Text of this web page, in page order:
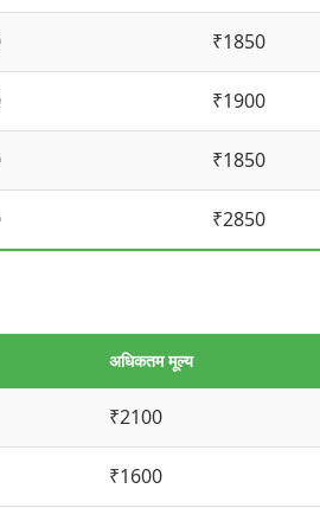
₹1850
₹1900
₹1850
₹2850
अधिकतम मूल्य
₹2100
₹1600